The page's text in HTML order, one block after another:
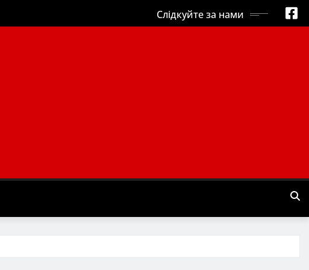
Слідкуйте за нами